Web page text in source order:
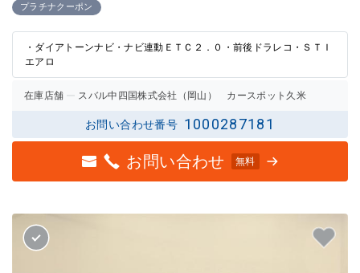
プラチナクーポン
・ダイアトーンナビ・ナビ連動ＥＴＣ２．０・前後ドラレコ・ＳＴＩ
エアロ
在庫店舗 スバル中四国株式会社（岡山） カースポット久米
お問い合わせ番号 1000287181
お問い合わせ 無料